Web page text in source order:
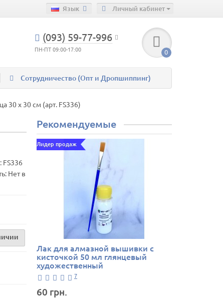
Личный кабинет
Язык
(093) 59-77-996
ПН-ПТ 09:00-17:00 0
Сотрудничество (Опт и Дропшиппинг)
30 х 30 см (арт. FS336)
FS336
Нет в
Рекомендуемые
Лидер продаж
Лак для алмазной вышивки с
кисточкой 50 мл глянцевый
художественный
7
60 грн.